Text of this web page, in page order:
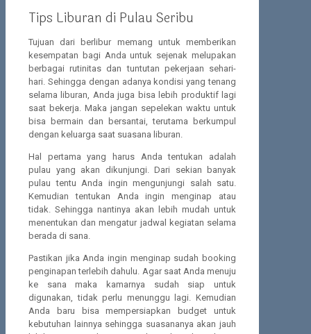
Tips Liburan di Pulau Seribu
Tujuan dari berlibur memang untuk memberikan
kesempatan bagi Anda untuk sejenak melupakan
berbagai rutinitas dan tuntutan pekerjaan sehari-
hari. Sehingga dengan adanya kondisi yang tenang
selama liburan, Anda juga bisa lebih produktif lagi
saat bekerja. Maka jangan sepelekan waktu untuk
bisa bermain dan bersantai, terutama berkumpul
dengan keluarga saat suasana liburan.
Hal pertama yang harus Anda tentukan adalah
pulau yang akan dikunjungi. Dari sekian banyak
pulau tentu Anda ingin mengunjungi salah satu.
Kemudian tentukan Anda ingin menginap atau
tidak. Sehingga nantinya akan lebih mudah untuk
menentukan dan mengatur jadwal kegiatan selama
berada di sana.
Pastikan jika Anda ingin menginap sudah booking
penginapan terlebih dahulu. Agar saat Anda menuju
ke sana maka kamarnya sudah siap untuk
digunakan, tidak perlu menunggu lagi. Kemudian
Anda baru bisa mempersiapkan budget untuk
kebutuhan lainnya sehingga suasananya akan jauh